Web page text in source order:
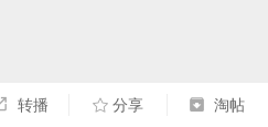
转播 分享 淘帖